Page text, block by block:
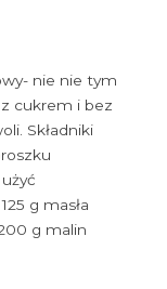
nie nie tym
cukrem i bez
Składniki
g masła
g malin